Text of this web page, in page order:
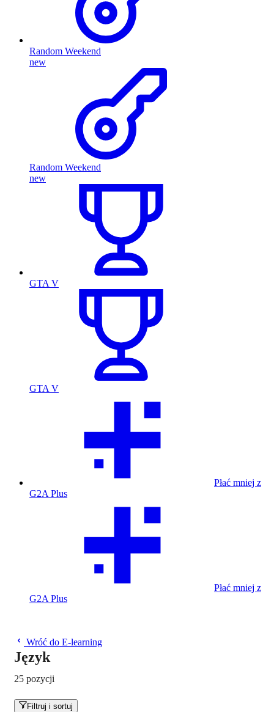
Random Weekend
new
Random Weekend
new
GTA V
GTA V
Płać mniej z
G2A Plus
Płać mniej z
G2A Plus
Wróć do E-learning
Język
25 pozycji
Filtruj i sortuj